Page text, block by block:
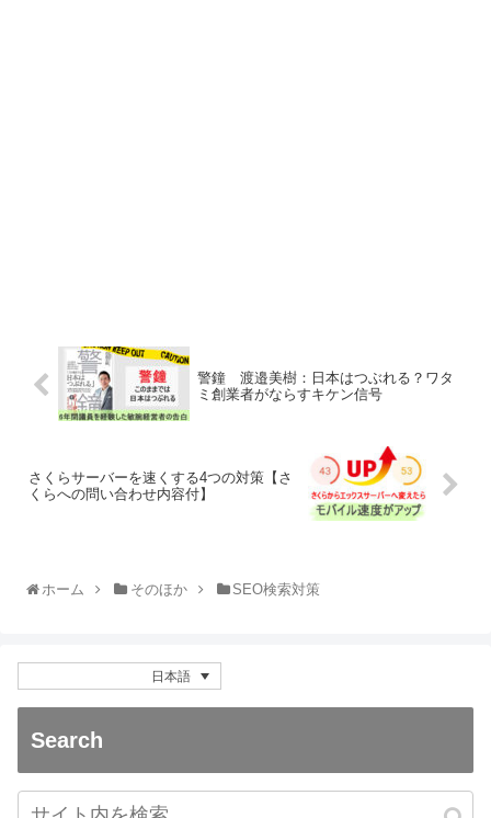
警鐘 渡邉美樹：日本はつぶれる？ワタ
ミ創業者がならすキケン信号
さくらサーバーを速くする4つの対策【さ
くらへの問い合わせ内容付】
ホーム そのほか SEO検索対策
日本語
Search